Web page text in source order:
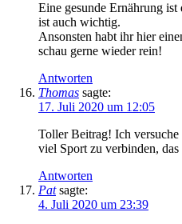
Eine gesunde Ernährung
ist auch wichtig.
Ansonsten habt ihr hier
schau gerne wieder rein!
Antworten
Thomas sagte:
17. Juli 2020 um 12:05
Toller Beitrag! Ich
viel Sport zu verbinden,
Antworten
Pat sagte:
4. Juli 2020 um 23:39